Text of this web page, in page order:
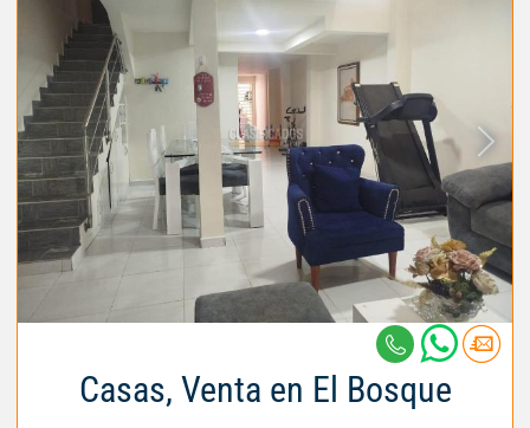
Casas, Venta en El Bosque